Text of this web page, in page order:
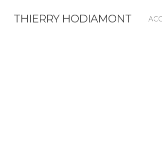
THIERRY HODIAMONT